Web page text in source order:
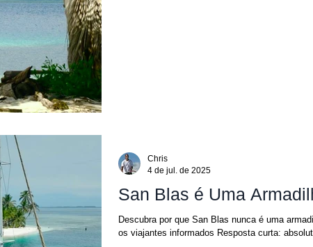
San Blas é Uma
Descubra por que San Blas nunca é uma
os viajantes informados Resposta curta:
Chris
4 de jul. de 2025